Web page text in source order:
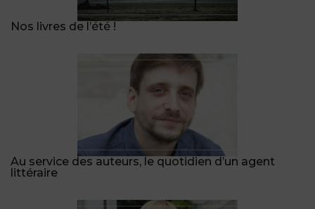
Nos livres de l’été !
Au service des auteurs, le quotidien d’un agent
littéraire